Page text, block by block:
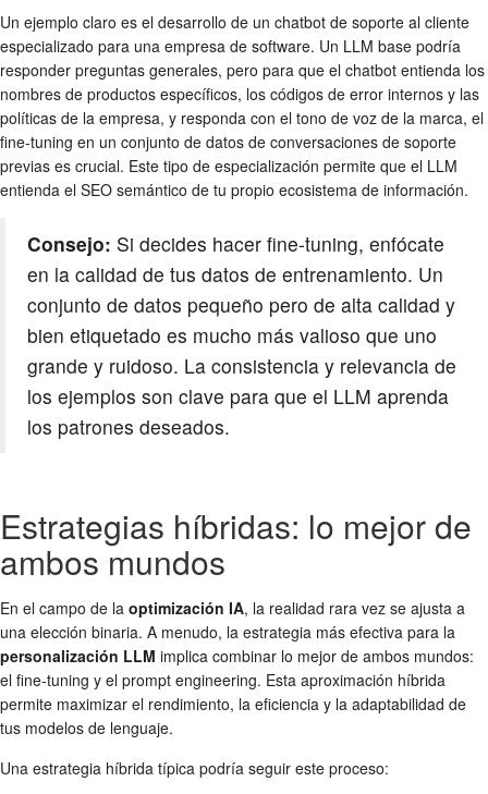
Un ejemplo claro es el desarrollo de un chatbot de soporte al cliente
especializado para una empresa de software. Un LLM base podría
responder preguntas generales, pero para que el chatbot entienda los
nombres de productos específicos, los códigos de error internos y las
políticas de la empresa, y responda con el tono de voz de la marca, el
fine-tuning en un conjunto de datos de conversaciones de soporte
previas es crucial. Este tipo de especialización permite que el LLM
entienda el SEO semántico de tu propio ecosistema de información.
Consejo: Si decides hacer fine-tuning, enfócate
en la calidad de tus datos de entrenamiento. Un
conjunto de datos pequeño pero de alta calidad y
bien etiquetado es mucho más valioso que uno
grande y ruidoso. La consistencia y relevancia de
los ejemplos son clave para que el LLM aprenda
los patrones deseados.
Estrategias híbridas: lo mejor de
ambos mundos
En el campo de la optimización IA, la realidad rara vez se ajusta a
una elección binaria. A menudo, la estrategia más efectiva para la
personalización LLM implica combinar lo mejor de ambos mundos:
el fine-tuning y el prompt engineering. Esta aproximación híbrida
permite maximizar el rendimiento, la eficiencia y la adaptabilidad de
tus modelos de lenguaje.
Una estrategia híbrida típica podría seguir este proceso: